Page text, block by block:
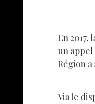
En 2017,
un appel
Région
Via le